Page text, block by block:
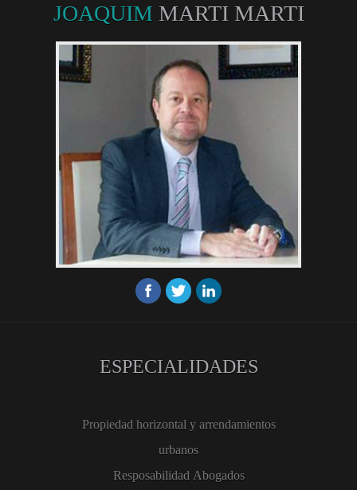
JOAQUIM MARTI MARTI
ESPECIALIDADES
Propiedad horizontal y arrendamientos
urbanos
Resposabilidad Abogados